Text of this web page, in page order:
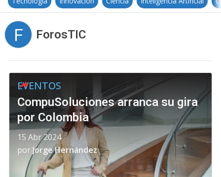
F ForosTIC
EVENTOS
CompuSoluciones arranca su gira
por Colombia
15 Abr 2024
por Jorge Hernández